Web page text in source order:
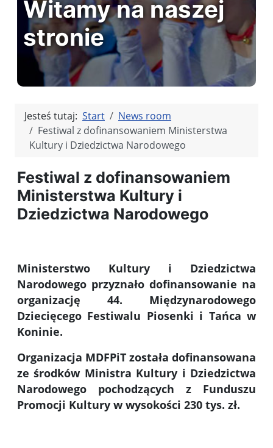
Witamy na naszej
stronie
Jesteś tutaj: Start
News room
Festiwal z dofinansowaniem Ministerstwa
Kultury i Dziedzictwa Narodowego
Festiwal z dofinansowaniem
Ministerstwa Kultury i
Dziedzictwa Narodowego
Ministerstwo Kultury i Dziedzictwa
Narodowego przyznało dofinansowanie na
organizację 44. Międzynarodowego
Dziecięcego Festiwalu Piosenki i Tańca w
Koninie.
Organizacja MDFPiT została dofinansowana
ze środków Ministra Kultury i Dziedzictwa
Narodowego pochodzących z Funduszu
Promocji Kultury w wysokości 230 tys. zł.